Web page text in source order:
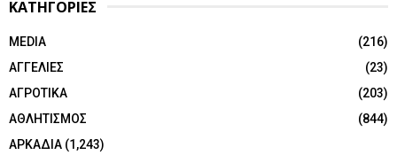
ΚΑΤΗΓΟΡΙΕΣ
MEDIA
(216)
ΑΓΓΕΛΙΕΣ
(23)
ΑΓΡΟΤΙΚΑ
(203)
ΑΘΛΗΤΙΣΜΟΣ
(844)
ΑΡΚΑΔΙΑ (1,243)